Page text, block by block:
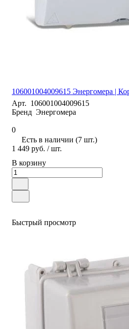
106001004009615 Энергомера |
Арт. 106001004009615
Бренд Энергомера
0
Есть в наличии (7 шт.)
1 449 руб. / шт.
В корзину
Быстрый просмотр